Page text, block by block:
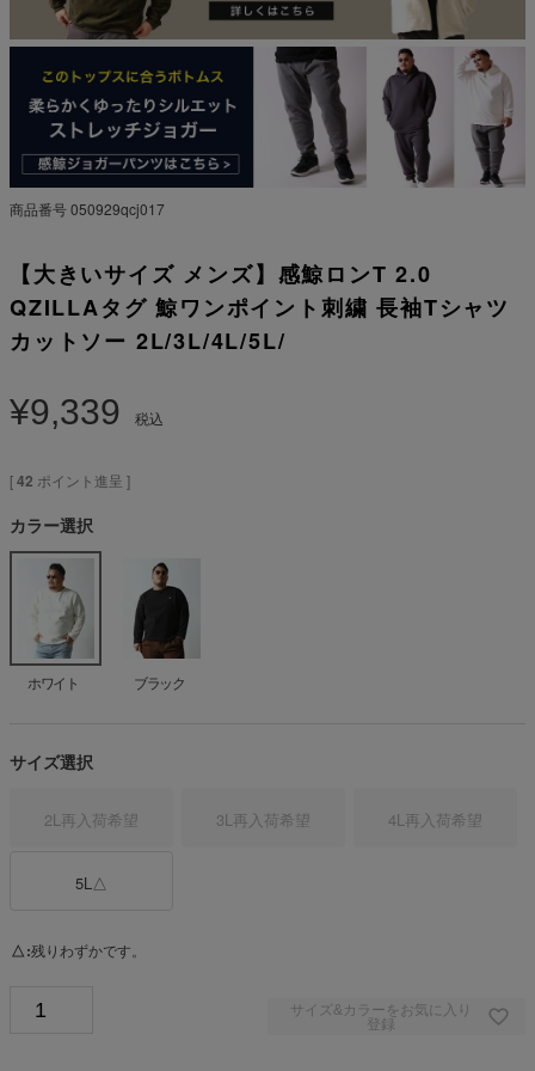
商品番号050929qcj017
【大きいサイズ メンズ】感鯨ロンT 2.0
QZILLAタグ 鯨ワンポイント刺繍 長袖Tシャツ
カットソー 2L/3L/4L/5L/
¥9,339 税込
[42 ポイント進呈 ]
カラー選択
ホワイト ブラック
サイズ選択
2L 再入荷希望 3L 再入荷希望 4L 再入荷希望
5L △
△ 残りわずかです。
サイズ&カラーをお気に入り
登録